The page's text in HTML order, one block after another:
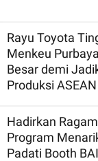
Rayu Toyota
Menkeu
Besar demi
Produksi ASEAN
Hadirkan
Program
Padati Booth